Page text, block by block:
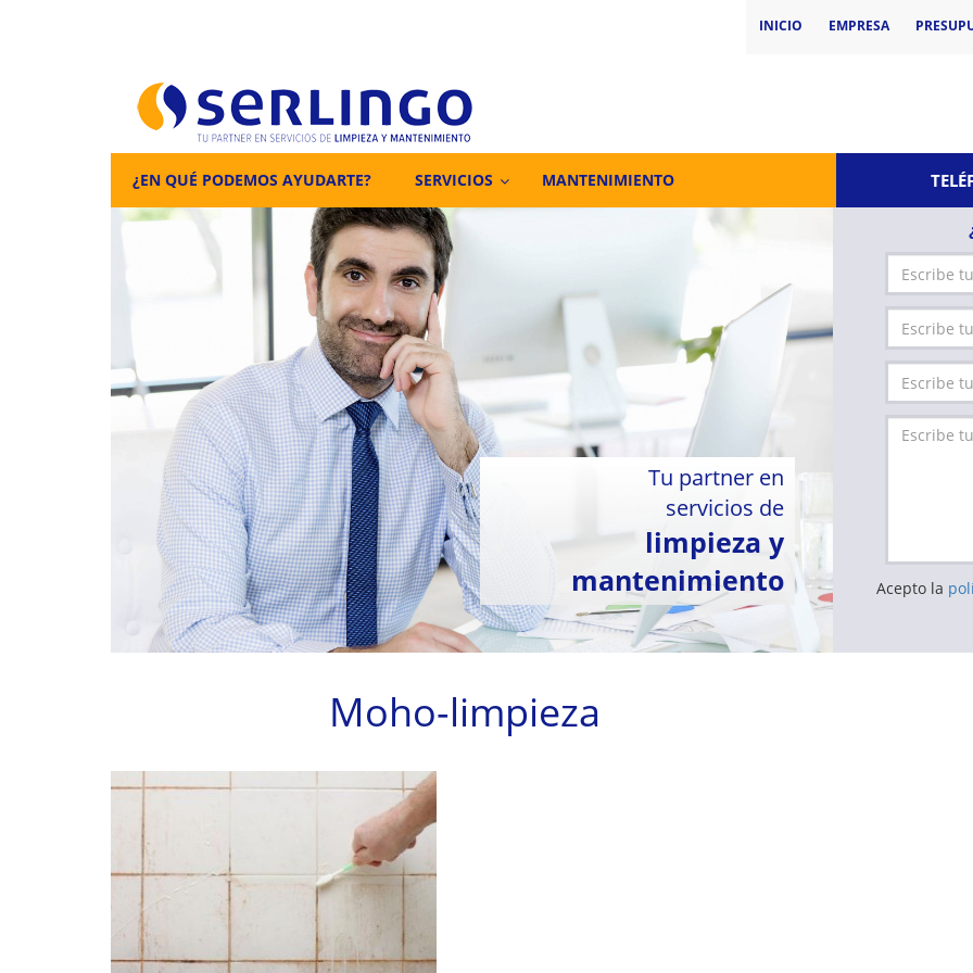
INICIO EMPRESA
¿EN QUÉ PODEMOS AYUDARTE? SERVICIOS MANTENIMIENTO
Tu partner en
servicios de
limpieza y
mantenimiento
Acepto la
Moho-limpieza